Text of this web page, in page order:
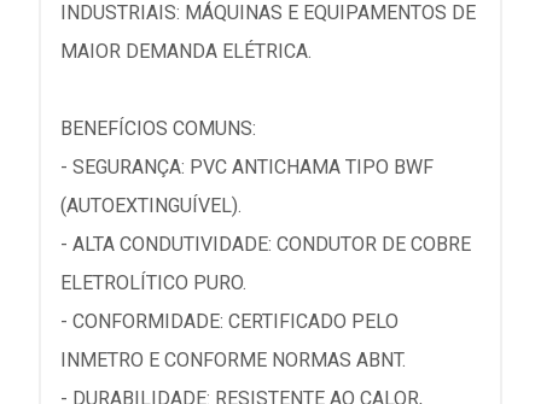
INDUSTRIAIS: MÁQUINAS E EQUIPAMENTOS DE
MAIOR DEMANDA ELÉTRICA.
BENEFÍCIOS COMUNS:
- SEGURANÇA: PVC ANTICHAMA TIPO BWF
(AUTOEXTINGUÍVEL).
- ALTA CONDUTIVIDADE: CONDUTOR DE COBRE
ELETROLÍTICO PURO.
- CONFORMIDADE: CERTIFICADO PELO
INMETRO E CONFORME NORMAS ABNT.
- DURABILIDADE: RESISTENTE AO CALOR,